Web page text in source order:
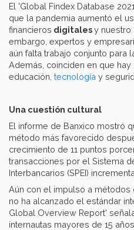
El 'Global Findex Database
que la pandemia aumentó el
financieros digitalesy nuestro
embargo, expertos y
aún falta trabajo conjunto para
Además, coinciden en que
educación, tecnología y
Una cuestión cultural
El informe de Banxico mostró
método más favorecido
crecimiento de 11 puntos
transacciones por el Sistema
Interbancarios (SPEI)
Aún con el impulso a métodos
no ha alcanzado el estándar
Global Overview Report'
internautas mayores de 15